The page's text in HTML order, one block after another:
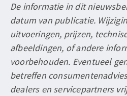
De informatie in dit
datum van publicatie.
uitvoeringen, prijzen,
afbeeldingen, of andere
voorbehouden. Eventueel
betreffen
dealers en servicepartners